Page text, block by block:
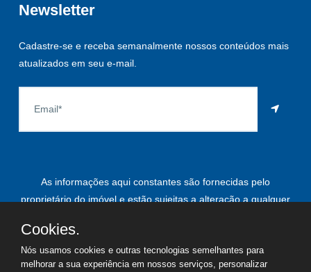
Newsletter
Cadastre-se e receba semanalmente nossos conteúdos mais
atualizados em seu e-mail.
As informações aqui constantes são fornecidas pelo
proprietário do imóvel e estão sujeitas a alteração a qualquer
Cookies.
Nós usamos cookies e outras tecnologias semelhantes para
melhorar a sua experiência em nossos serviços, personalizar